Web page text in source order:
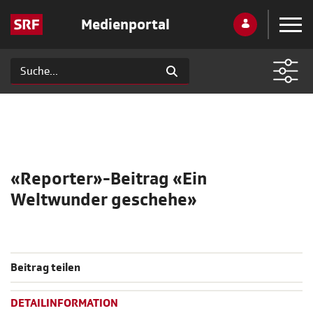
Medienportal
«Reporter»-Beitrag «Ein
Weltwunder geschehe»
Beitrag teilen
DETAILINFORMATION